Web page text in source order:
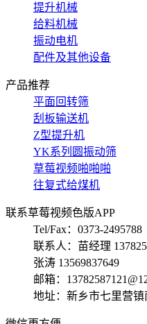
提升机械
给料机械
振动电机
配件及其他设备
产品推荐
平面回转筛
刮板输送机
Z型提升机
YK系列圆振动筛
草莓视频啪啪啪
往复式给煤机
联系草莓视频色版APP
Tel/Fax：0373-2495788
联系人：苗经理
张涛 13569837649
邮箱：
地址：新乡市七里营